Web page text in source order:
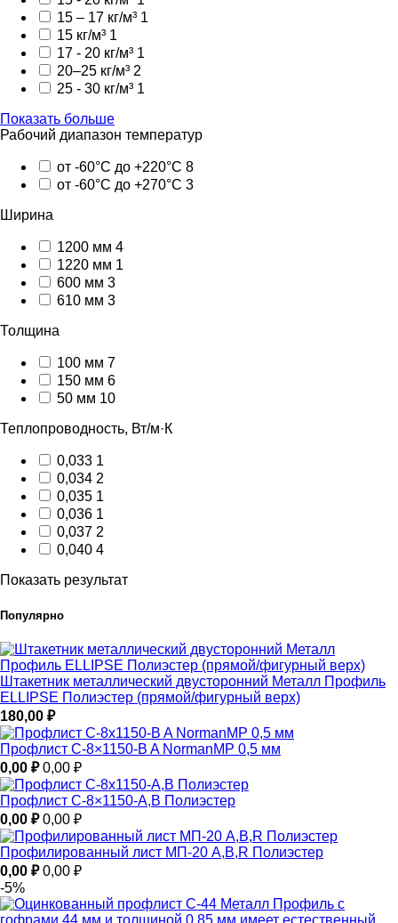
15 – 17 кг/м³ 1
15 кг/м³ 1
17 - 20 кг/м³ 1
20–25 кг/м³ 2
25 - 30 кг/м³ 1
Показать больше
Рабочий диапазон температур
от -60°С до +220°С 8
от -60°С до +270°С 3
Ширина
1200 мм 4
1220 мм 1
600 мм 3
610 мм 3
Толщина
100 мм 7
150 мм 6
50 мм 10
Теплопроводность, Вт/м·К
0,033 1
0,034 2
0,035 1
0,036 1
0,037 2
0,040 4
Показать результат
Популярно
Штакетник металлический двусторонний Металл Профиль
ELLIPSE Полиэстер (прямой/фигурный верх)
180,00 ₽
Профлист С-8×1150-B A NormanMP 0,5 мм
0,00 ₽ 0,00 ₽
Профлист С-8×1150-A,B Полиэстер
0,00 ₽ 0,00 ₽
Профилированный лист МП-20 A,B,R Полиэстер
0,00 ₽ 0,00 ₽
-5%